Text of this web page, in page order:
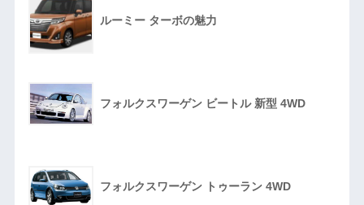
ルーミー ターボの魅力
フォルクスワーゲン ビートル 新型 4WD
フォルクスワーゲン トゥーラン 4WD